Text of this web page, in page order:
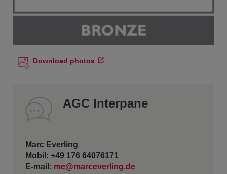
Download photos
AGC Interpane
Marc Everling
Mobil: +49 176 64076171
E-mail: me@marceverling.de